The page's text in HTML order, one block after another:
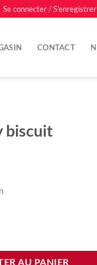
Se connecter / S’enregistrer
CONTACT
biscuit
AU PANIER